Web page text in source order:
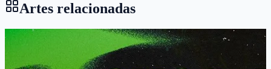
Artes relacionadas